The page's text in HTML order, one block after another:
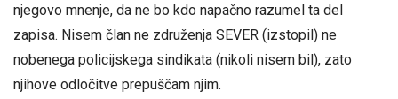
njegovo mnenje, da ne bo kdo napačno razumel ta del
zapisa. Nisem član ne združenja SEVER (izstopil) ne
nobenega policijskega sindikata (nikoli nisem bil), zato
njihove odločitve prepuščam njim.